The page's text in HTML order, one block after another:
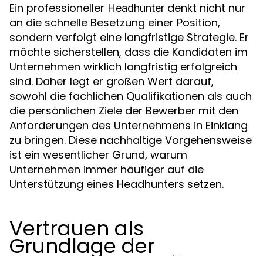
Ein professioneller Headhunter denkt nicht nur
an die schnelle Besetzung einer Position,
sondern verfolgt eine langfristige Strategie. Er
möchte sicherstellen, dass die Kandidaten im
Unternehmen wirklich langfristig erfolgreich
sind. Daher legt er großen Wert darauf,
sowohl die fachlichen Qualifikationen als auch
die persönlichen Ziele der Bewerber mit den
Anforderungen des Unternehmens in Einklang
zu bringen. Diese nachhaltige Vorgehensweise
ist ein wesentlicher Grund, warum
Unternehmen immer häufiger auf die
Unterstützung eines Headhunters setzen.
Vertrauen als
Grundlage der